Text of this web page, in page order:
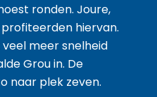
ronden. Joure,
hiervan.
meer snelheid
Grou in. De
naar plek zeven.